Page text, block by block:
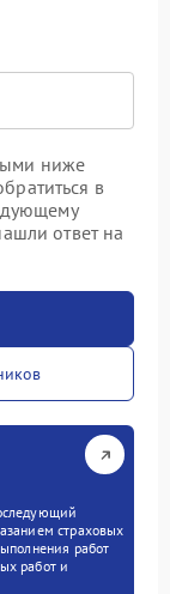
ниже
в
ответ на
страховых
работ
работ и